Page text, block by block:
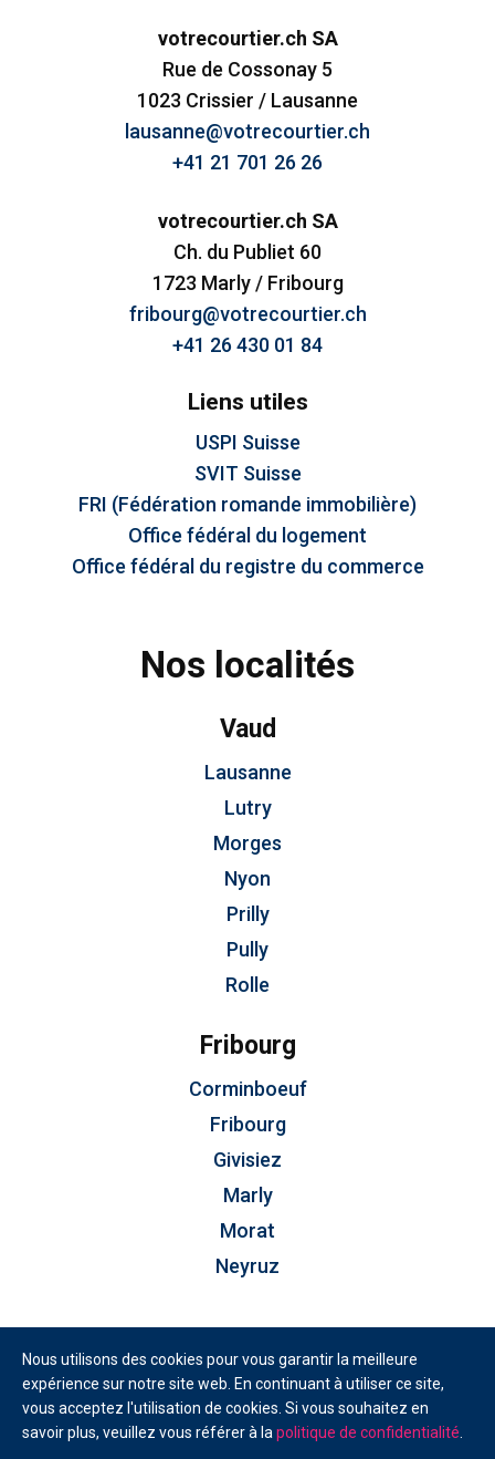
Nous utilisons des cookies pour vous garantir la meilleure
expérience sur notre site web. En continuant à utiliser ce site,
vous acceptez l'utilisation de cookies. Si vous souhaitez en
savoir plus, veuillez vous référer à la politique de confidentialité
votrecourtier.ch SA
Rue de Cossonay 5
1023 Crissier / Lausanne
lausanne@votrecourtier.ch
+41 21 701 26 26
votrecourtier.ch SA
Ch. du Publiet 60
1723 Marly / Fribourg
fribourg@votrecourtier.ch
+41 26 430 01 84
Liens utiles
USPI Suisse
SVIT Suisse
FRI (Fédération romande immobilière)
Office fédéral du logement
Office fédéral du registre du commerce
Nos localités
Vaud
Lausanne
Lutry
Morges
Nyon
Prilly
Pully
Rolle
Fribourg
Corminboeuf
Fribourg
Givisiez
Marly
Morat
Neyruz
Conditions générales d’utilisation
Copyright © 2026 votrecourtier.ch SA
Tous droits réservés